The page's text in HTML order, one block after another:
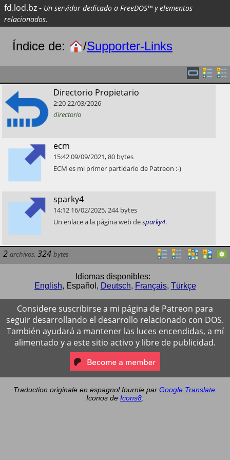
fd.lod.bz- Un servidor dedicado a FreeDOS™ y elementos
relacionados.
Índice de: /Supporter-Links
​Directorio Propietario
2:2022/03/2026
directorio
​ecm
15:4209/09/2021,80 bytes
​ECM es mi primer partidario de Patreon :-)
​sparky4
14:12 16/02/2025,244 bytes
​Un enlace a la página web desparky4.
2 archivos, 324 bytes
Idiomas disponibles:
English, Español , Deutsch, Français, Türkçe
Considere suscribirse a mi página de Patreon para
seguir desarrollando el desarrollo relacionado con DOS.
También ayudará a mantener las luces encendidas, a mí
alimentado y a este sitio activo y libre de publicidad.
Traduction originale en espagnol fournie par Google Translate.
Iconos de Icons8